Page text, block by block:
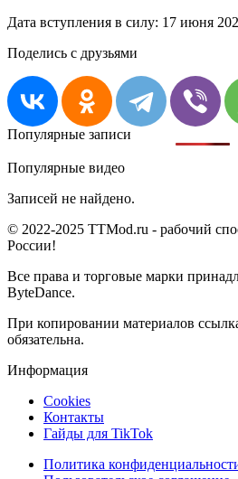
Дата вступления в силу: 17 июня
Поделись с друзьями
Популярные записи
Популярные видео
Записей не найдено.
© 2022-2025 TTMod.ru - рабочий
России!
Все права и торговые марки
ByteDance.
При копировании материалов
обязательна.
Информация
Cookies
Контакты
Гайды для TikTok
Политика